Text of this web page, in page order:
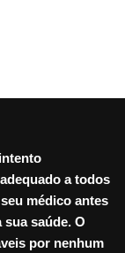
a todos
médico antes
saúde. O
por nenhum